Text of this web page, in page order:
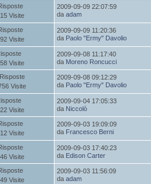
Visite
2009-09-09 22:07:59
daadam
Visite
2009-09-09 11:20:36
da Paolo "Ermy" Davolio
Visite
2009-09-08 11:17:40
da Moreno Roncucci
Visite
2009-09-08 09:12:29
da Paolo "Ermy" Davolio
Visite
2009-09-04 17:05:33
da Niccolò
Visite
2009-09-03 19:09:09
da Francesco Berni
Visite
2009-09-03 17:40:23
da Edison Carter
Visite
2009-09-03 11:56:09
daadam